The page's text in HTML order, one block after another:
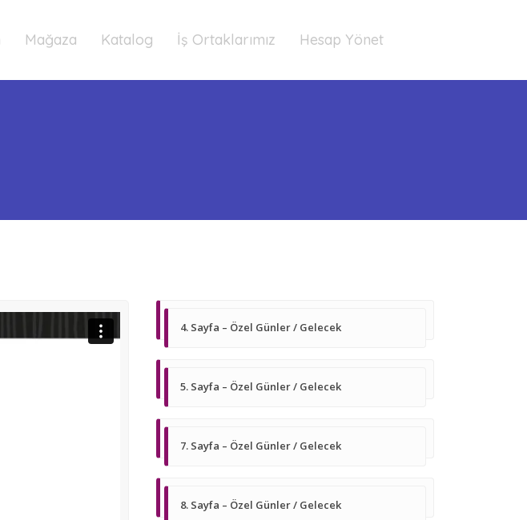
Mağaza Katalog İş Ortaklarımız Hesap Yönet
4. Sayfa – Özel Günler / Gelecek
5. Sayfa – Özel Günler / Gelecek
7. Sayfa – Özel Günler / Gelecek
8. Sayfa – Özel Günler / Gelecek